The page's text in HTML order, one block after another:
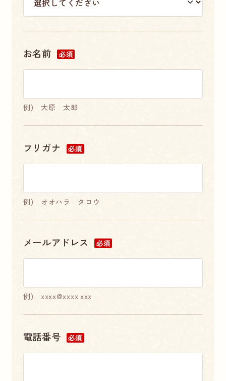
お名前 必須
例) 大原 太郎
フリガナ 必須
例) オオハラ タロウ
メールアドレス 必須
例) xxxx@xxxx.xxx
電話番号 必須